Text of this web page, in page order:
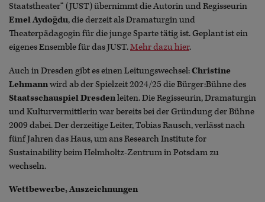
Staatstheater“ (JUST) übernimmt die Autorin und Regisseurin
Emel Aydoğdu, die derzeit als Dramaturgin und
Theaterpädagogin für die junge Sparte tätig ist. Geplant ist ein
eigenes Ensemble für das JUST.Mehr dazu hier.
Auch in Dresden gibt es einen Leitungswechsel:Christine
Lehmannwird ab der Spielzeit 2024/25 die Bürger:Bühne des
Staatsschauspiel Dresdenleiten. Die Regisseurin, Dramaturgin
und Kulturvermittlerin war bereits bei der Gründung der Bühne
2009 dabei. Der derzeitige Leiter, Tobias Rausch, verlässt nach
fünf Jahren das Haus, um ans Research Institute for
Sustainability beim Helmholtz-Zentrum in Potsdam zu
wechseln.
Wettbewerbe, Auszeichnungen